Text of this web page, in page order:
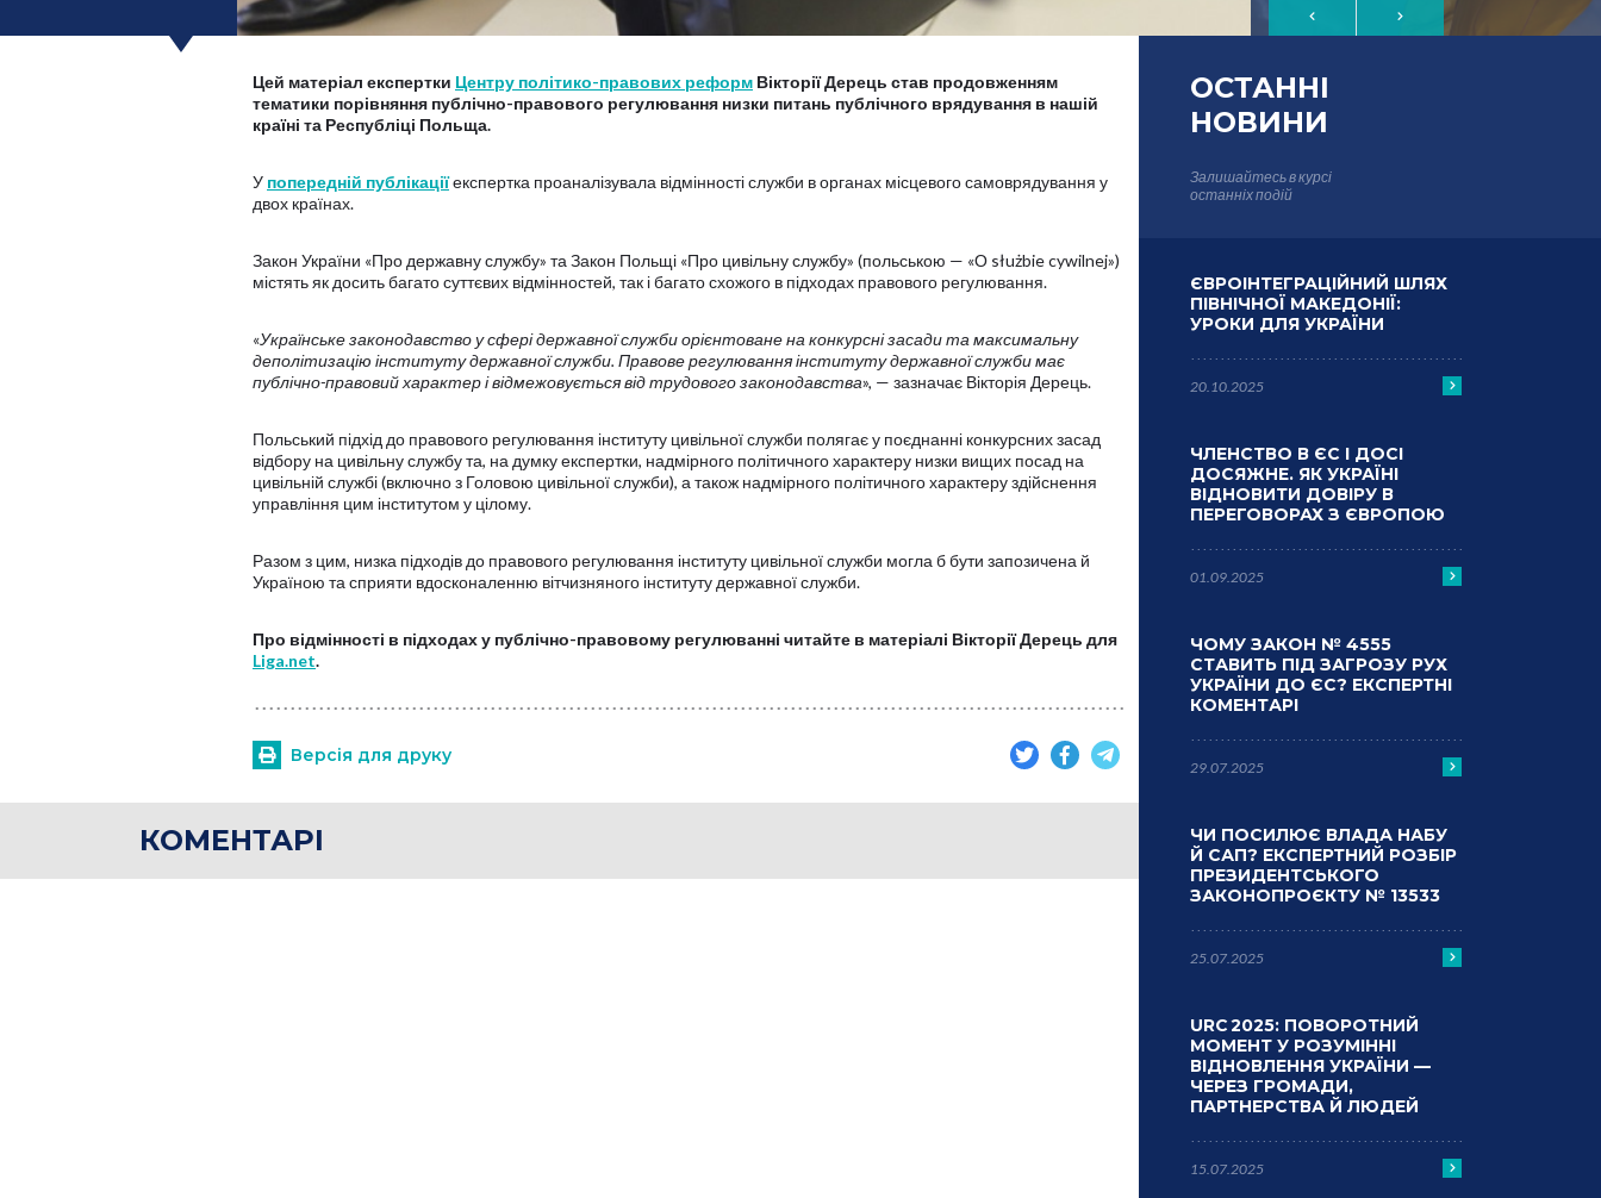
Цей матеріал експертки Центру політико-правових реформ Вікторії Дерець став продовженням
тематики порівняння публічно-правового регулювання низки питань публічного врядування в нашій
країні та Республіці Польща.
У попередній публікаціїекспертка проаналізувала відмінності служби в органах місцевого самоврядування у
двох країнах.
Закон України «Про державну службу» та Закон Польщі «Про цивільну службу» (польською — «О służbie cywilnej»)
містять як досить багато суттєвих відмінностей, так і багато схожого в підходах правового регулювання.
«Українське законодавство у сфері державної служби орієнтоване на конкурсні засади та максимальну
деполітизацію інституту державної служби. Правове регулювання інституту державної служби має
публічно-правовий характер і відмежовується від трудового законодавства», — зазначає Вікторія Дерець.
Польський підхід до правового регулювання інституту цивільної служби полягає у поєднанні конкурсних засад
відбору на цивільну службу та, на думку експертки, надмірного політичного характеру низки вищих посад на
цивільній службі (включно з Головою цивільної служби), а також надмірного політичного характеру здійснення
управління цим інститутом у цілому.
Разом з цим, низка підходів до правового регулювання інституту цивільної служби могла б бути запозичена й
Україною та сприяти вдосконаленню вітчизняного інституту державної служби.
Про відмінності в підходах у публічно-правовому регулюванні читайте в матеріалі Вікторії Дерець для
Liga.net.
Версія для друку
КОМЕНТАРІ
ОСТАННІ
НОВИНИ
Залишайтесь в курсі
останніх подій
ЄВРОІНТЕГРАЦІЙНИЙ ШЛЯХ
ПІВНІЧНОЇ МАКЕДОНІЇ:
УРОКИ ДЛЯ УКРАЇНИ
20.10.2025
ЧЛЕНСТВО В ЄС І ДОСІ
ДОСЯЖНЕ. ЯК УКРАЇНІ
ВІДНОВИТИ ДОВІРУ В
ПЕРЕГОВОРАХ З ЄВРОПОЮ
01.09.2025
ЧОМУ ЗАКОН № 4555
СТАВИТЬ ПІД ЗАГРОЗУ РУХ
УКРАЇНИ ДО ЄС? ЕКСПЕРТНІ
КОМЕНТАРІ
29.07.2025
ЧИ ПОСИЛЮЄ ВЛАДА НАБУ
Й САП? ЕКСПЕРТНИЙ РОЗБІР
ПРЕЗИДЕНТСЬКОГО
ЗАКОНОПРОЄКТУ № 13533
25.07.2025
URC 2025: ПОВОРОТНИЙ
МОМЕНТ У РОЗУМІННІ
ВІДНОВЛЕННЯ УКРАЇНИ —
ЧЕРЕЗ ГРОМАДИ,
ПАРТНЕРСТВА Й ЛЮДЕЙ
15.07.2025